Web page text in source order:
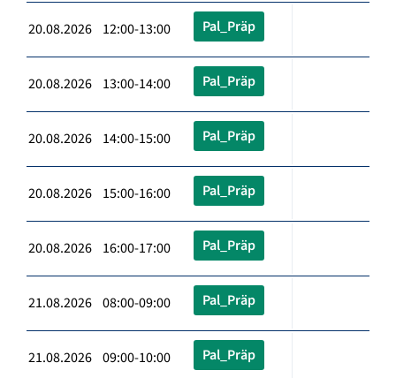
20.08.2026 12:00-13:00 Pal_Präp
20.08.2026 13:00-14:00 Pal_Präp
20.08.2026 14:00-15:00 Pal_Präp
20.08.2026 15:00-16:00 Pal_Präp
20.08.2026 16:00-17:00 Pal_Präp
21.08.2026 08:00-09:00 Pal_Präp
21.08.2026 09:00-10:00 Pal_Präp